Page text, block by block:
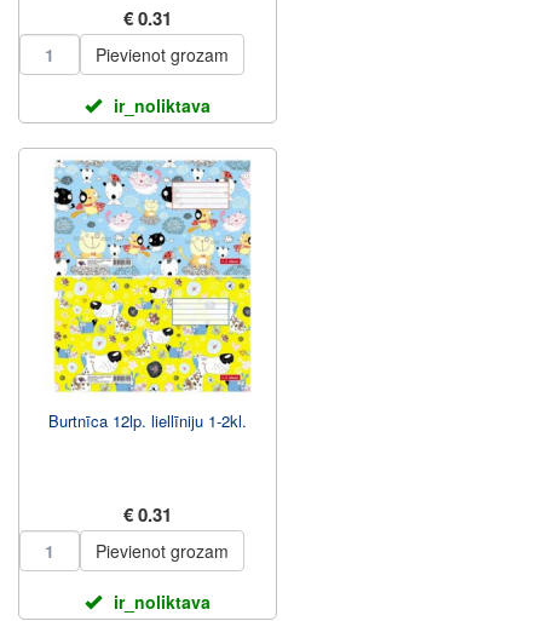
€ 0.31
Pievienot grozam
ir_noliktava
Burtnīca 12lp. liellīniju 1-2kl.
€ 0.31
Pievienot grozam
ir_noliktava